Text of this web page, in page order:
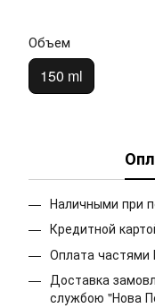
Объем
150 ml
Наличными при
Кредитной
Оплата частями
Доставка
службою "Нова